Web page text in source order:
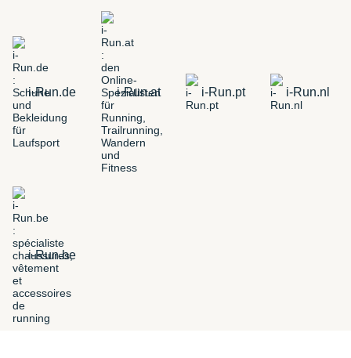
i-Run.de i-Run.at i-Run.pt i-Run.nl
i-Run.be